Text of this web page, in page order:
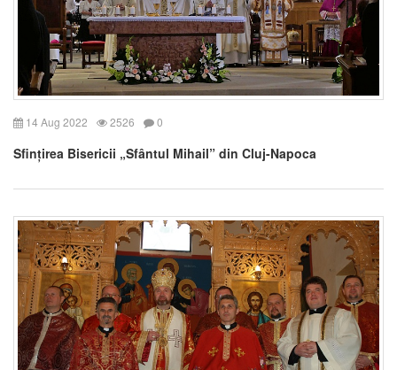
14 Aug 2022 2526 0
Sfințirea Bisericii „Sfântul Mihail” din Cluj-Napoca